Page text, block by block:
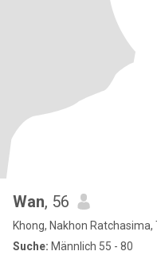
Wan, 56
Khong, Nakhon Ratchasima,
Suche: Männlich 55 - 80